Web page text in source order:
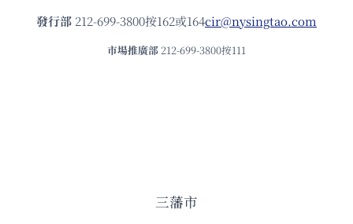
發⾏部 212-699-3800按162或164cir@nysingtao.com
市場推廣部 212-699-3800按111
三藩市